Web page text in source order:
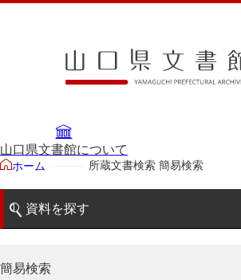
山口県文書館について
ホーム 所蔵文書検索 簡易検索
資料を探す
簡易検索